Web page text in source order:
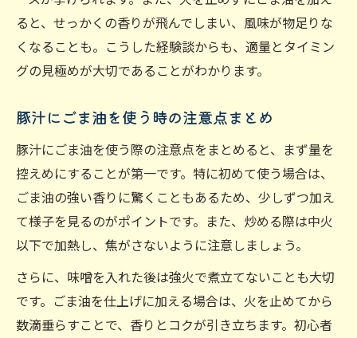
ごま油とサラダ油の使い分けで味に深みを
出す
ると、せっかくの香りが飛んでしまい、風味が物足りな
くなることも。こうした経験談からも、適量とタイミン
グの見極めが大切であることがわかります。
豚汁にごま油を使う時の注意点まとめ
豚汁にごま油を使う際の注意点をまとめると、まず量を
控えめにすることが第一です。特に初めて使う場合は、
ごま油の強い香りに驚くこともあるため、少しずつ加え
て様子を見るのがポイントです。また、炒める際は中火
以下で加熱し、焦がさないように注意しましょう。
さらに、味噌を入れた後は強火で煮立てないことも大切
です。ごま油を仕上げに加える場合は、火を止めてから
数滴垂らすことで、香りとコクが引き立ちます。初心者